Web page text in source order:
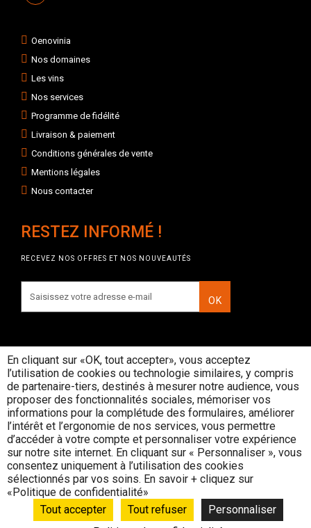
Oenovinia
Nos domaines
Les vins
Nos services
Programme de fidélité
Livraison & paiement
Conditions générales de vente
Mentions légales
Nous contacter
RESTEZ INFORMÉ !
RECEVEZ NOS OFFRES ET NOS NOUVEAUTÉS
OK
INTERDICTION DE VENTE DE
BOISSONS ALCOOLIQUES AUX
MINEURS DE MOINS DE 18 ANS
La preuve de majorité de l'acheteur est
exigée au moment de la vente en ligne
CODE DE LA SANTE PUBLIQUE, ART. L. 3342-1 et
L. 3353-3
L’abus d’alcool est dangereux pour la santé, consommez avec
modération
En cliquant sur «OK, tout accepter», vous acceptez
l’utilisation de cookies ou technologie similaires, y compris
de partenaire-tiers, destinés à mesurer notre audience, vous
proposer des fonctionnalités sociales, mémoriser vos
informations pour la complétude des formulaires, améliorer
l’intérêt et l’ergonomie de nos services, vous permettre
d’accéder à votre compte et personnaliser votre expérience
sur notre site internet. En cliquant sur « Personnaliser », vous
consentez uniquement à l’utilisation des cookies
sélectionnés par vos soins. En savoir + cliquez sur
«Politique de confidentialité»
Tout accepter
Tout refuser
Personnaliser